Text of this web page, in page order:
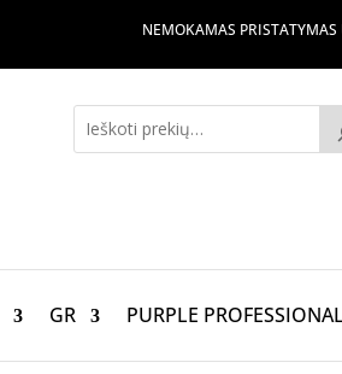
NEMOKAMAS
GR PURPLE